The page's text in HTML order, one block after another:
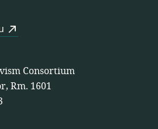
Consortium
Rm. 1601